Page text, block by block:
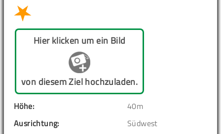
Hier klicken um ein Bild
von diesem Ziel hochzuladen.
Höhe:
40m
Ausrichtung:
Südwest